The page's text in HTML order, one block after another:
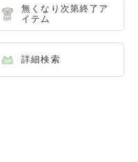
無くなり次第終了ア
イテム
詳細検索